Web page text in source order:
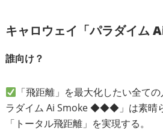
キャロウェイ「パラダイ
誰向け？
「飛距離」を最大化したい全て
ラダイム Ai Smoke ◆◆◆」は素晴
「トータル飛距離」を実現する。